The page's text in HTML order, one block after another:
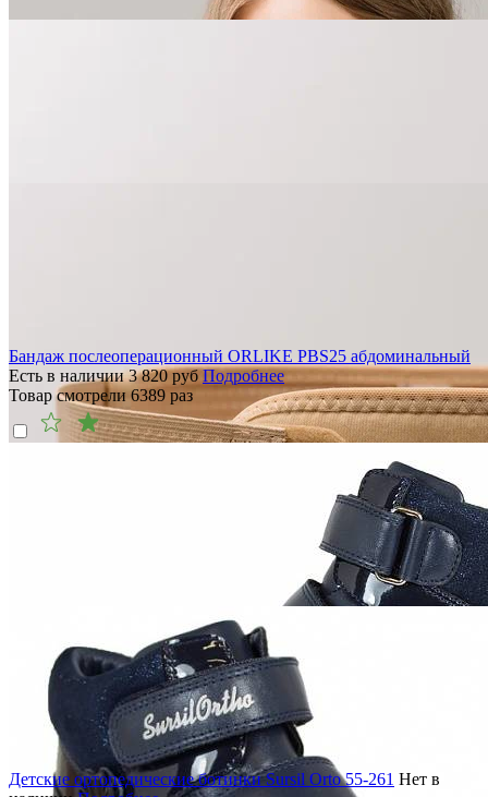
Бандаж послеоперационный ORLIKE PBS25 абдоминальный
Есть в наличии 3 820руб Подробнее
Товар смотрели 6389 раз
Детские ортопедические ботинки Sursil Orto 55-261 Нет в